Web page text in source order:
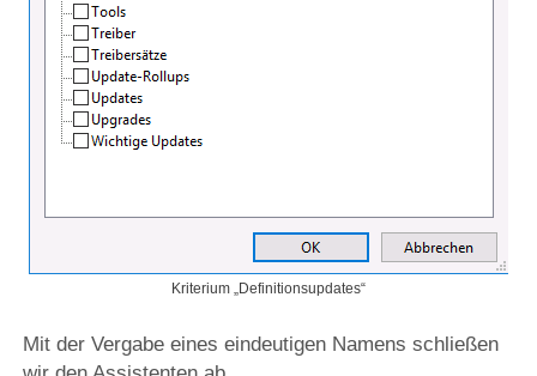
Kriterium „Definitionsupdates“
Mit der Vergabe eines eindeutigen Namens schließen